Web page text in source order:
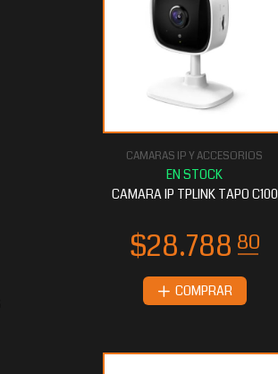
CAMARAS IP Y ACCESORIOS
CAMARA IP TPLINK TAPO C100
COMPRAR